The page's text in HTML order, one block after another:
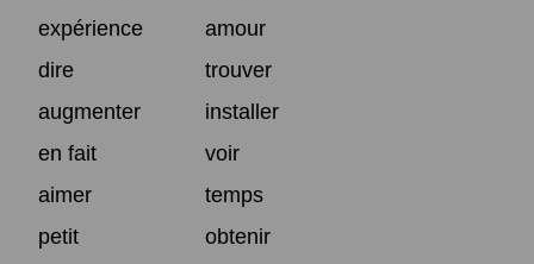
expérience
amour
dire
trouver
augmenter
installer
en fait
voir
aimer
temps
petit
obtenir